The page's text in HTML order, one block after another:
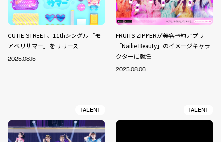
CUTIE STREET、11thシングル「モ
アベリサマー」をリリース
2025.08.15
FRUITS ZIPPERが美容予約アプリ
「Nailie Beauty」のイメージキャラ
クターに就任
2025.08.06
TALENT TALENT